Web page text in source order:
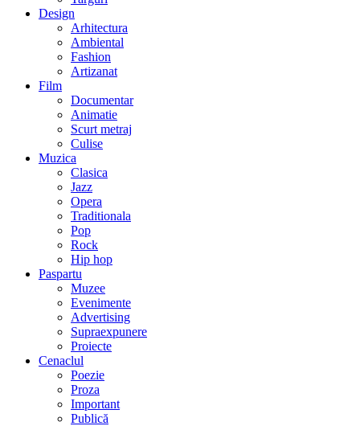
Design
Arhitectura
Ambiental
Fashion
Artizanat
Film
Documentar
Animatie
Scurt metraj
Culise
Muzica
Clasica
Jazz
Opera
Traditionala
Pop
Rock
Hip hop
Paspartu
Muzee
Evenimente
Advertising
Supraexpunere
Proiecte
Cenaclul
Poezie
Proza
Important
Publică